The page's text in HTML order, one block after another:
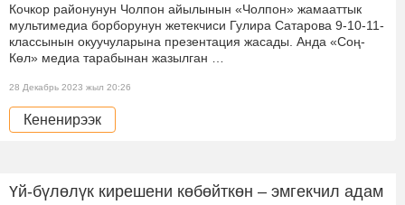
Кочкор районунун Чолпон айылынын «Чолпон» жамааттык
мультимедиа борборунун жетекчиси Гулира Сатарова 9-10-11-
классынын окуучуларына презентация жасады. Анда «Соң-
Көл» медиа тарабынан жазылган …
28 Декабрь 2023 жыл 20:26
Кененирээк
Үй-бүлөлүк кирешени көбөйткөн – эмгекчил адам